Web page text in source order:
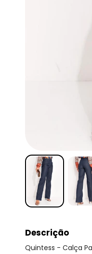
Descrição
Quintess - Calça